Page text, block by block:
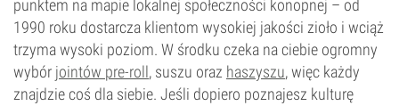
punktem na mapie lokalnej społeczności konopnej – od
1990 roku dostarcza klientom wysokiej jakości zioło i wciąż
trzyma wysoki poziom. W środku czeka na ciebie ogromny
wybór jointów pre-roll, suszu oraz haszyszu, więc każdy
znajdzie coś dla siebie. Jeśli dopiero poznajesz kulturę